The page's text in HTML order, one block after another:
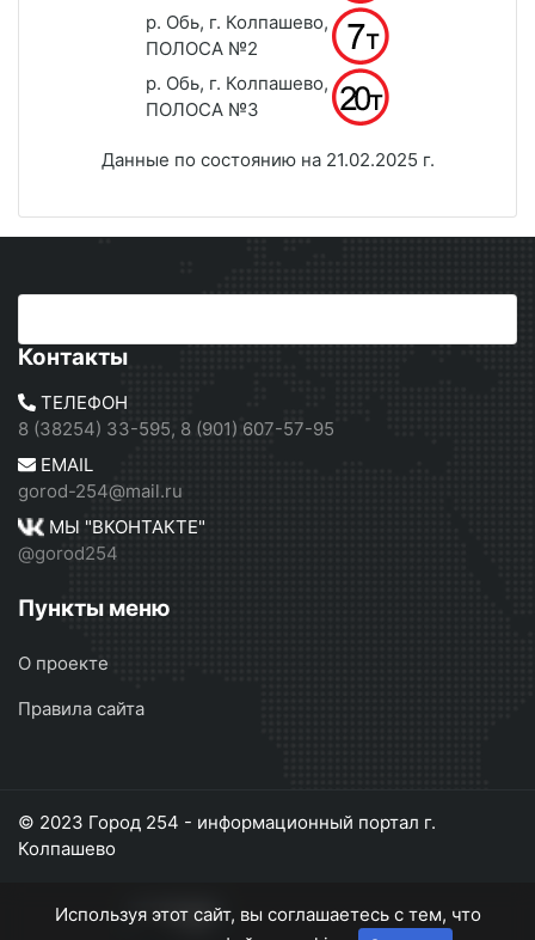
р. Обь, г. Колпашево,
ПОЛОСА №2
р. Обь, г. Колпашево,
ПОЛОСА №3
Данные по состоянию на 21.02.2025 г.
Контакты
ТЕЛЕФОН
8 (38254) 33-595, 8 (901) 607-57-95
EMAIL
gorod-254@mail.ru
МЫ "ВКОНТАКТЕ"
@gorod254
Пункты меню
О проекте
Правила сайта
© 2023 Город 254 - информационный портал г.
Колпашево
Используя этот сайт, вы соглашаетесь с тем, что